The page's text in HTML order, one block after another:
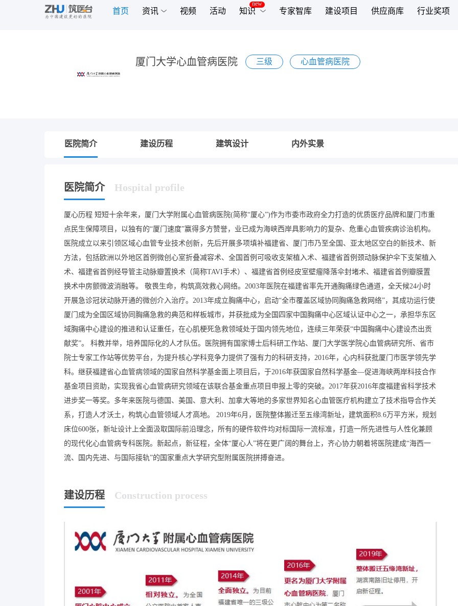
首页 资讯 视频 活动 知识 专家智库 建设项目 供应商库 行业奖项
厦门大学心血管病医院 三级 心血管病医院
医院简介 建设历程 建筑设计 内外实景
医院简介 Hospital profile
厦心历程 短短十余年来，厦门大学附属心血管病医院(简称“厦心”)作为市委市政府全力打造的优质医疗品牌和厦门市重
点民生保障项目，以独有的“厦门速度”赢得多方赞誉，业已成为海峡西岸具影响力的复杂、危重心血管疾病诊治机构。
医院成立以来引领区域心血管专业技术创新，先后开展多项填补福建省、厦门市乃至全国、亚太地区空白的新技术、新
方法，包括欧洲以外地区首例微创心室折叠减容术、全国首例可吸收支架植入术、福建省首例颈动脉保护伞下支架植入
术、福建省首例经导管主动脉瓣置换术（简称TAVI手术）、福建省首例经皮室壁瘤降落伞封堵术、福建省首例瓣膜置
换术中房颤微波消融等。 敬畏生命，构筑高效救心网络。2003年医院在福建省率先开通胸痛绿色通道，全天候24小时
开展急诊冠状动脉开通的微创介入治疗。2013年成立胸痛中心，启动“全市覆盖区域协同胸痛急救网络”，其成功运行使
厦门成为全国区域协同胸痛急救的典范和样板城市，并获批成为全国四家中国胸痛中心区域认证中心之一，承担华东区
域胸痛中心建设的推进和认证重任，在心肌梗死急救领域处于国内领先地位，连续三年荣获“中国胸痛中心建设杰出贡
献奖”。 科教并举，培养国际化的人才队伍。医院拥有国家博士后科研工作站、厦门大学医学院心血管病研究所、省市
院士专家工作站等优势平台，为提升核心学科竞争力提供了强有力的科研支持，2016年，心内科获批厦门市医学领先学
科。继获福建省心血管病领域的国家自然科学基金面上项目后，于2016年获国家自然科学基金—促进海峡两岸科技合作
基金项目资助，实现我省心血管病研究领域在该联合基金重点项目申报上零的突破。2017年获2016年度福建省科学技术
进步奖一等奖。多年来医院与德国、美国、意大利、加拿大等地的多家世界知名心血管医疗机构建立了技术指导合作关
系，打造人才沃土，构筑心血管领域人才高地。 2019年6月，医院整体搬迁至五缘湾新址，建筑面积8.6万平方米，规划
床位600张，新址设计上全面汲取国际前沿理念，所有的硬件软件均对标国际一流标准，打造一所先进性与人性化兼顾
的现代化心血管病专科医院。新起点，新征程，全体“厦心人”将在更广阔的舞台上，齐心协力朝着将医院建成“海西一
流、国内先进、与国际接轨”的国家重点大学研究型附属医院拼搏奋进。
建设历程 Construction process